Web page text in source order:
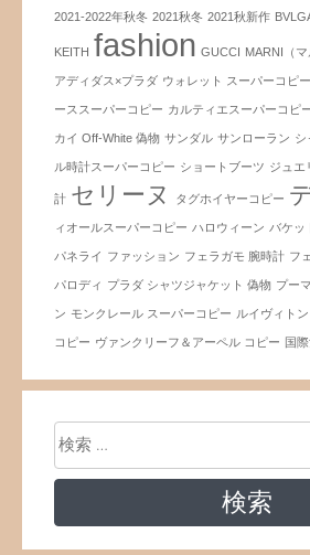
2021-2022年秋冬 2021秋冬 2021秋新作
KEITH fashion GUCCI MARNI（マ
アディダス×プラダ ウォレット スーパーコピー
ーススーパーコピー カルティエスーパーコピ
カイ Off-White 偽物 サンダル サンローラン シ
ル時計スーパーコピー ショートブーツ ジュエ
計 セリーヌ タグホイヤーコピー
ィオールスーパーコピー ハロウィーン バケッ
パネライ ファッション フェラガモ 腕時計 フ
パロディ プラダ シャツジャケット 偽物 プー
ン モンクレール スーパーコピー ルイヴィトン
コピー ヴァンクリーフ＆アーペル コピー 国